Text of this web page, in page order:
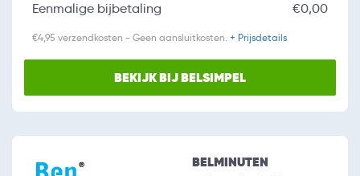
Eenmalige bijbetaling €0,00
€4,95 verzendkosten - Geen aansluitkosten. + Prijsdetails
BEKIJK BIJ BELSIMPEL
BELMINUTEN